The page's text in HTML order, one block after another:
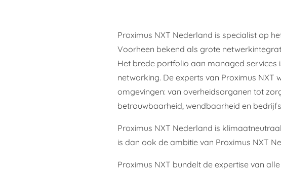
Proximus NXT Nederland is specialist op
Voorheen bekend als grote
Het brede portfolio aan managed services
networking. De experts van Proximus
omgevingen: van overheidsorganen tot
betrouwbaarheid, wendbaarheid en
Proximus NXT Nederland is
is dan ook de ambitie van Proximus NXT
Proximus NXT bundelt de expertise van